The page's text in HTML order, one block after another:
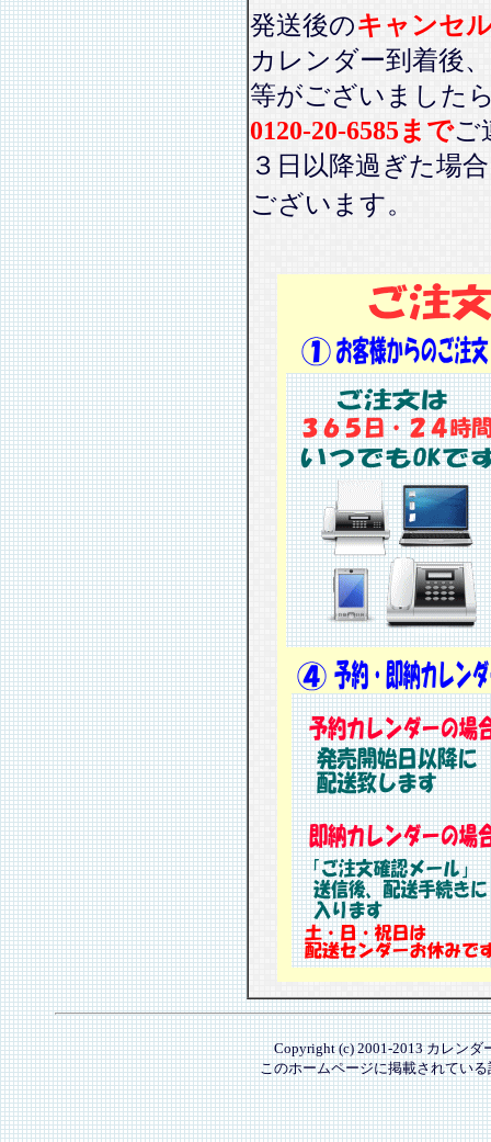
発送後のキャンセ
カレンダー到着後、
等がございました
0120-20-6585までご
３日以降過ぎた場
ございます。
Copyright (c) 2001-2013 カレンダ
このホームページに掲載されてい